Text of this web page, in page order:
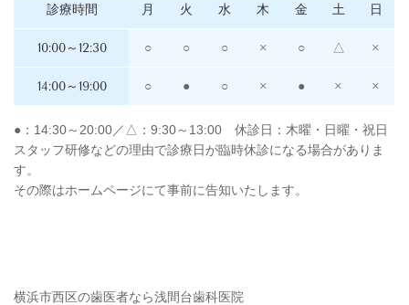
診療時間 月 火 水 木 金 土 日
10:00～12:30 ○ ○ ○ × ○ △ ×
14:00～19:00 ○ ● ○ × ● × ×
●：14:30～20:00／△：9:30～13:00 休診日：木曜・日曜・祝日
スタッフ研修などの理由で診療日が臨時休診になる場合がありま
す。
その際はホームページにて事前に告知いたします。
横浜市西区の歯医者なら浅間台歯科医院